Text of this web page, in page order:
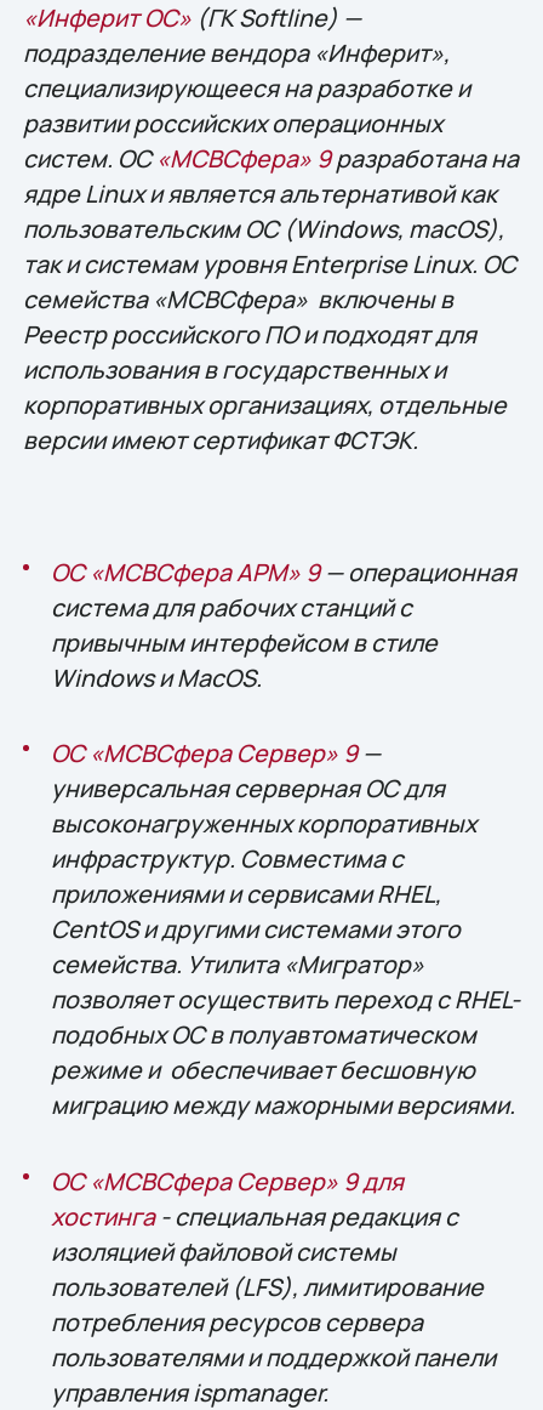
«Инферит ОС»(ГК Softline) —
подразделение вендора «Инферит»,
специализирующееся на разработке и
развитии российских операционных
систем. ОС«МСВСфера» 9разработана на
ядре Linux и является альтернативой как
пользовательским ОС (Windows, macOS),
так и системам уровня Enterprise Linux. ОС
семейства «МСВСфера» включены в
Реестр российского ПО и подходят для
использования в государственных и
корпоративных организациях, отдельные
версии имеют сертификат ФСТЭК.
ОС «МСВСфера АРМ» 9— операционная
система для рабочих станций с
привычным интерфейсом в стиле
Windows и MacOS.
ОС «МСВСфера Сервер» 9—
универсальная серверная ОС для
высоконагруженных корпоративных
инфраструктур. Совместима с
приложениями и сервисами RHEL,
CentOS и другими системами этого
семейства. Утилита «Мигратор»
позволяет осуществить переход с RHEL-
подобных ОС в полуавтоматическом
режиме и обеспечивает бесшовную
миграцию между мажорными версиями.
ОС «МСВСфера Сервер» 9 для
хостинга- специальная редакция с
изоляцией файловой системы
пользователей (LFS), лимитирование
потребления ресурсов сервера
пользователями и поддержкой панели
управления ispmanager.